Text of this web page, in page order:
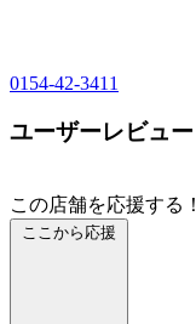
0154-42-3411
ユーザーレビュー
この店舗を応援する！
ここから応援